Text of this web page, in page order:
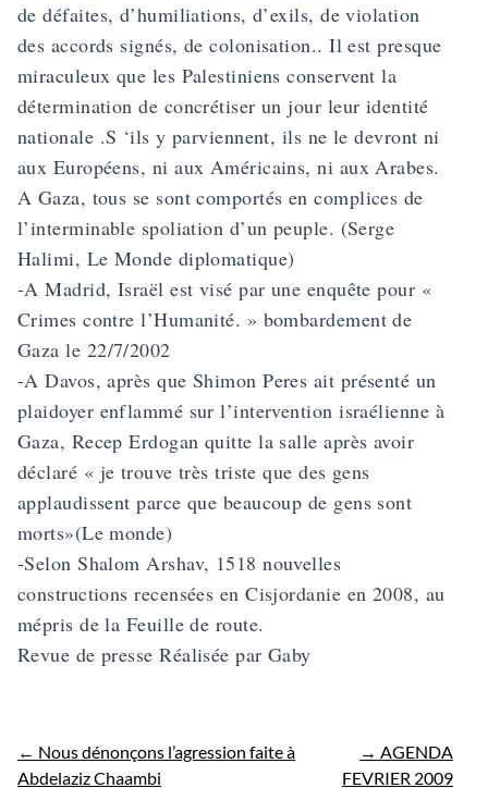
de défaites, d’humiliations, d’exils, de violation
des accords signés, de colonisation.. Il est presque
miraculeux que les Palestiniens conservent la
détermination de concrétiser un jour leur identité
nationale .S ‘ils y parviennent, ils ne le devront ni
aux Européens, ni aux Américains, ni aux Arabes.
A Gaza, tous se sont comportés en complices de
l’interminable spoliation d’un peuple. (Serge
Halimi, Le Monde diplomatique)
-A Madrid, Israël est visé par une enquête pour «
Crimes contre l’Humanité. » bombardement de
Gaza le 22/7/2002
-A Davos, après que Shimon Peres ait présenté un
plaidoyer enflammé sur l’intervention israélienne à
Gaza, Recep Erdogan quitte la salle après avoir
déclaré « je trouve très triste que des gens
applaudissent parce que beaucoup de gens sont
morts»(Le monde)
-Selon Shalom Arshav, 1518 nouvelles
constructions recensées en Cisjordanie en 2008, au
mépris de la Feuille de route.
Revue de presse Réalisée par Gaby
← Nous dénonçons l’agression faite à
Abdelaziz Chaambi
→ AGENDA
FEVRIER 2009